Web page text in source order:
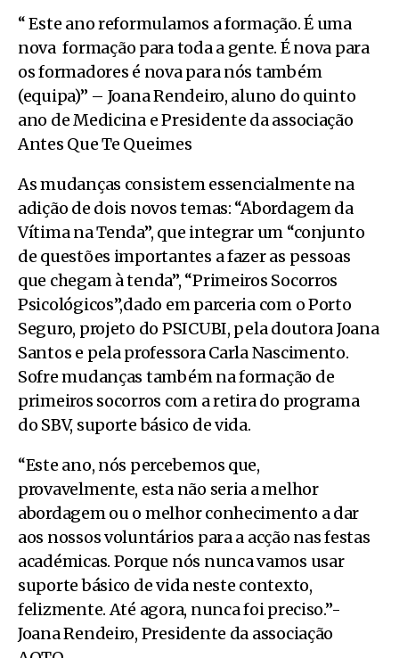
“ Este ano reformulamos a formação. É uma
nova formação para toda a gente. É nova para
os formadores é nova para nós também
(equipa)” – Joana Rendeiro, aluno do quinto
ano de Medicina e Presidente da associação
Antes Que Te Queimes
As mudanças consistem essencialmente na
adição de dois novos temas: “Abordagem da
Vítima na Tenda”, que integrar um “conjunto
de questões importantes a fazer as pessoas
que chegam à tenda”, “Primeiros Socorros
Psicológicos”,dado em parceria com o Porto
Seguro, projeto do PSICUBI, pela doutora Joana
Santos e pela professora Carla Nascimento.
Sofre mudanças também na formação de
primeiros socorros com a retira do programa
do SBV, suporte básico de vida.
“Este ano, nós percebemos que,
provavelmente, esta não seria a melhor
abordagem ou o melhor conhecimento a dar
aos nossos voluntários para a acção nas festas
académicas. Porque nós nunca vamos usar
suporte básico de vida neste contexto,
felizmente. Até agora, nunca foi preciso.”-
Joana Rendeiro, Presidente da associação